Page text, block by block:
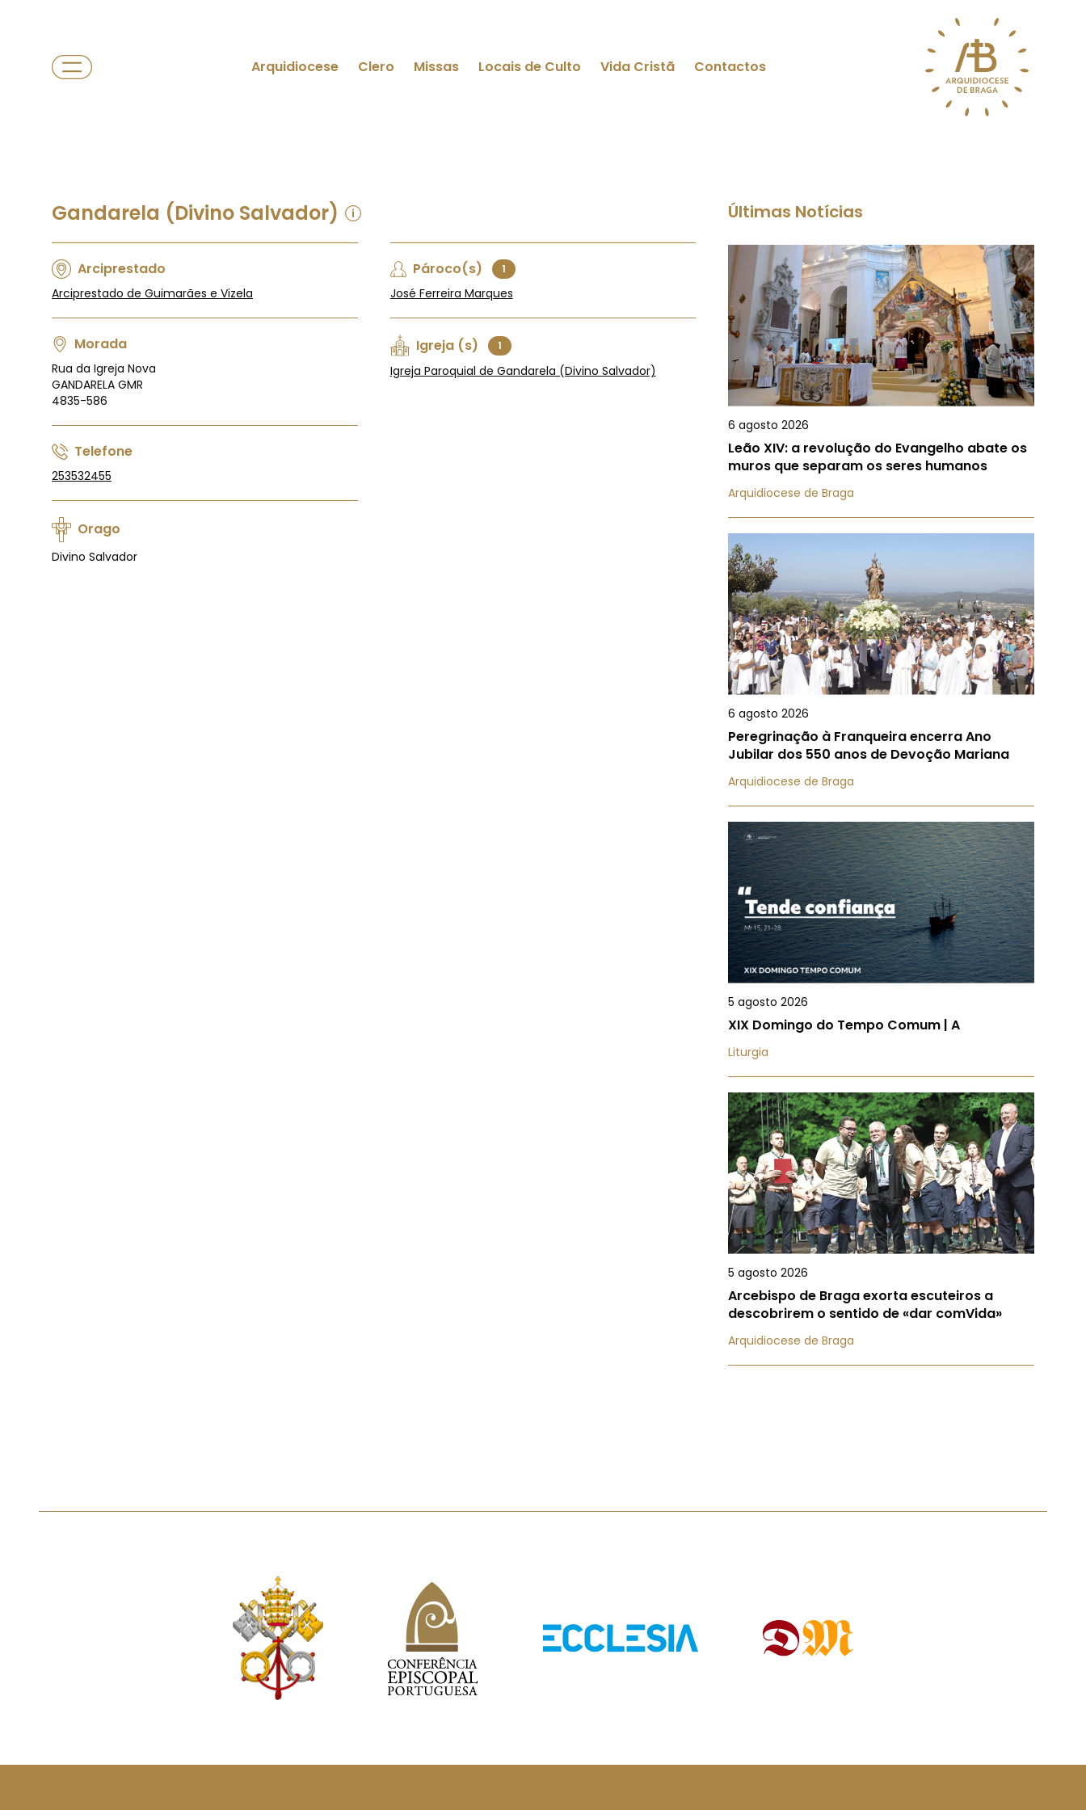
Arquidiocese Clero Missas Locais de Culto Vida Cristã Contactos
Gandarela (Divino Salvador)
Arciprestado
Arciprestado de Guimarães e Vizela
Morada
Rua da Igreja Nova
GANDARELA GMR
4835-586
Telefone
253532455
Orago
Divino Salvador
Pároco(s) 1
José Ferreira Marques
Igreja (s) 1
Igreja Paroquial de Gandarela (Divino Salvador)
Últimas Notícias
6 agosto 2026
Leão XIV: a revolução do Evangelho abate os
muros que separam os seres humanos
Arquidiocese de Braga
6 agosto 2026
Peregrinação à Franqueira encerra Ano
Jubilar dos 550 anos de Devoção Mariana
Arquidiocese de Braga
5 agosto 2026
XIX Domingo do Tempo Comum | A
Liturgia
5 agosto 2026
Arcebispo de Braga exorta escuteiros a
descobrirem o sentido de «dar comVida»
Arquidiocese de Braga